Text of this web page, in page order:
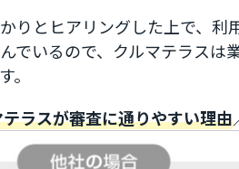
りとヒアリングした上で、利
でいるので、クルマテラスは
。
ラスが審査に通りやすい理由